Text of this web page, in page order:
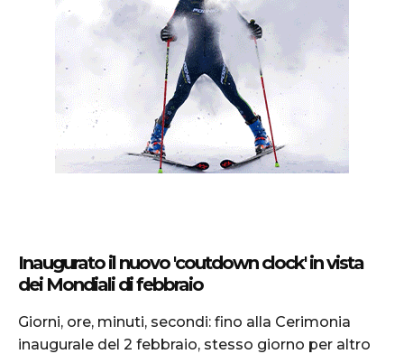
Inaugurato il nuovo 'coutdown clock' in vista
dei Mondiali di febbraio
Giorni, ore, minuti, secondi: fino alla Cerimonia
inaugurale del 2 febbraio, stesso giorno per altro